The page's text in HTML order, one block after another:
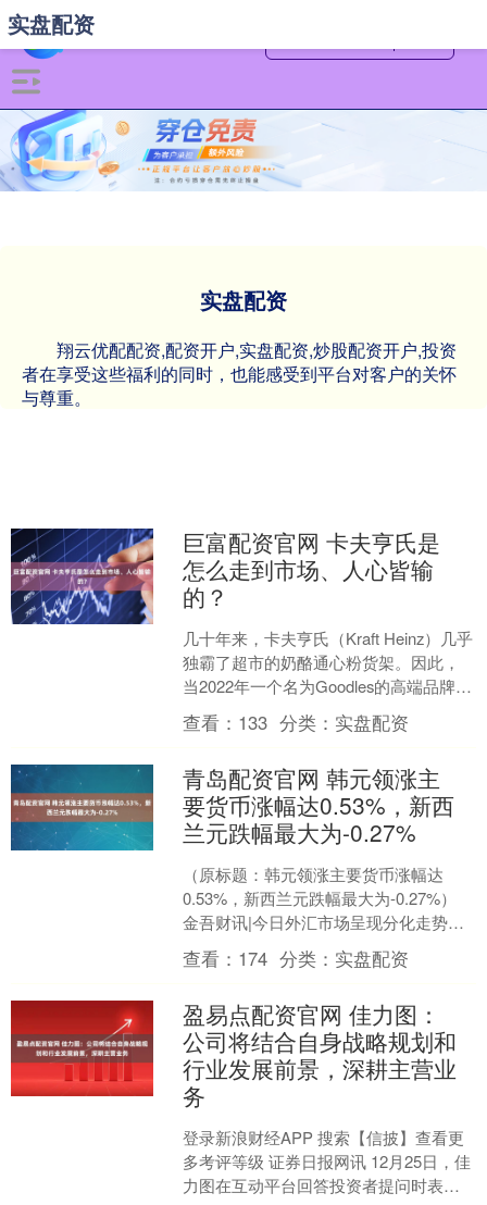
实盘配资
翔云优配配资,配资开户,实盘配资,炒股配资开户,投资
者在享受这些福利的同时，也能感受到平台对客户的关怀
与尊重。
实盘配资
巨富配资官网 卡夫亨氏是
怎么走到市场、人心皆输
的？
几十年来，卡夫亨氏（Kraft Heinz）几乎
独霸了超市的奶酪通心粉货架。因此，
当2022年一个名为Goodles的高端品牌首
次登陆商店货架时，卡夫亨氏并没有....
查看： 133 分类： 实盘配资
青岛配资官网 韩元领涨主
要货币涨幅达0.53%，新西
兰元跌幅最大为-0.27%
（原标题：韩元领涨主要货币涨幅达
0.53%，新西兰元跌幅最大为-0.27%）
金吾财讯|今日外汇市场呈现分化走势，
韩元以0.53%的涨幅成为表现最佳货币，
日元和....
查看： 174 分类： 实盘配资
盈易点配资官网 佳力图：
公司将结合自身战略规划和
行业发展前景，深耕主营业
务
登录新浪财经APP 搜索【信披】查看更
多考评等级 证券日报网讯 12月25日，佳
力图在互动平台回答投资者提问时表